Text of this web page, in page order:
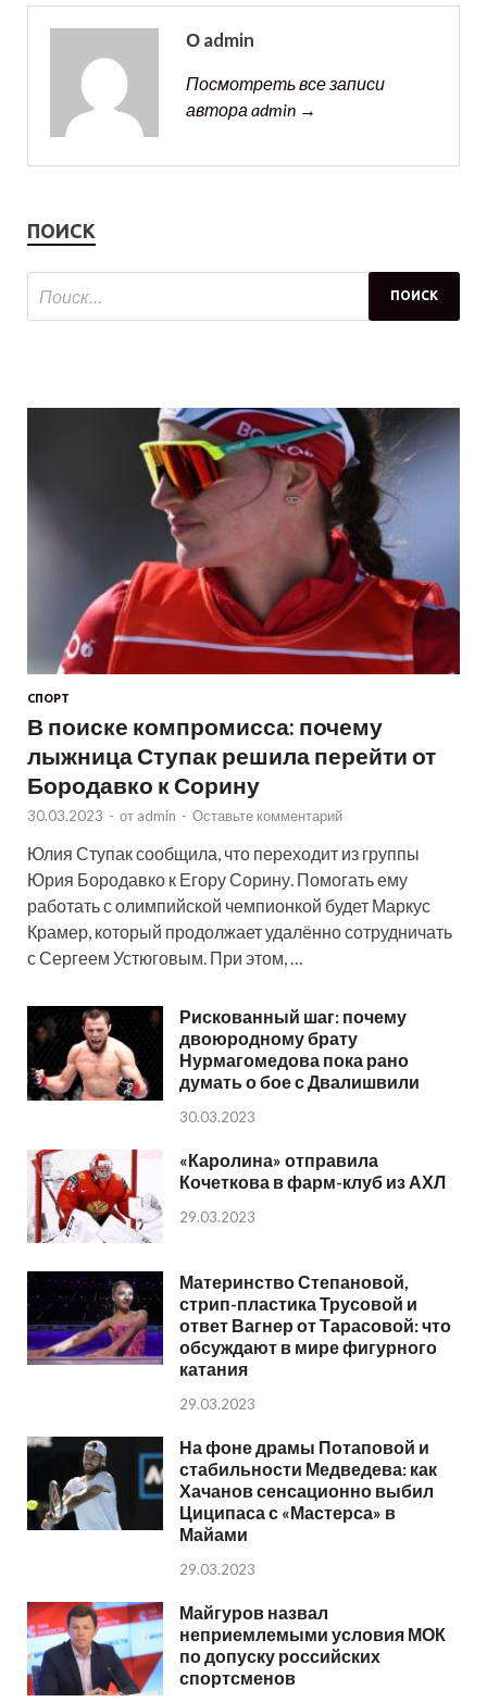
О admin
Посмотреть все записи
автора admin →
ПОИСК
СПОРТ
В поиске компромисса: почему
лыжница Ступак решила перейти от
Бородавко к Сорину
30.03.2023 - от admin - Оставьте комментарий
Юлия Ступак сообщила, что переходит из группы
Юрия Бородавко к Егору Сорину. Помогать ему
работать с олимпийской чемпионкой будет Маркус
Крамер, который продолжает удалённо сотрудничать
с Сергеем Устюговым. При этом, …
Рискованный шаг: почему
двоюродному брату
Нурмагомедова пока рано
думать о бое с Двалишвили
30.03.2023
«Каролина» отправила
Кочеткова в фарм-клуб из АХЛ
29.03.2023
Материнство Степановой,
стрип-пластика Трусовой и
ответ Вагнер от Тарасовой: что
обсуждают в мире фигурного
катания
29.03.2023
На фоне драмы Потаповой и
стабильности Медведева: как
Хачанов сенсационно выбил
Циципаса с «Мастерса» в
Майами
29.03.2023
Майгуров назвал
неприемлемыми условия МОК
по допуску российских
спортсменов